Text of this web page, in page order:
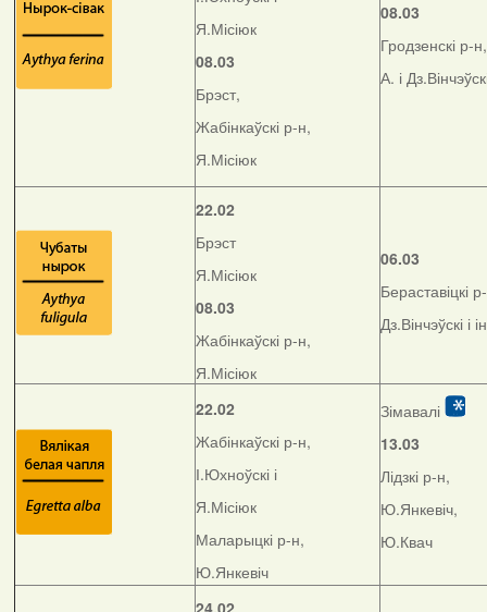
Я.Місіюк
08.03
Брэст,
Жабінкаўскі р-н,
Я.Місіюк
08.03
Гродзенскі р-н,
А. і
22.02
Брэст
Я.Місіюк
08.03
Жабінкаўскі р-н,
Я.Місіюк
06.03
Бераставіцкі
Дз.Вінчэўскі і
22.02
Жабінкаўскі р-н,
І.Юхноўскі і
Я.Місіюк
Маларыцкі р-н,
Ю.Янкевіч
Зімавалі
13.03
Лідзкі р-н,
Ю.Янкевіч,
Ю.Квач
24.02